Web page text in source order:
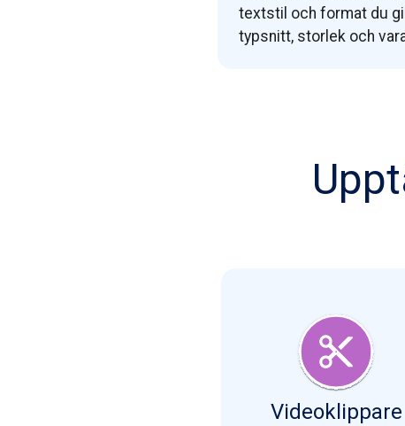
textstil och format du
typsnitt, storlek och
Videoklippare